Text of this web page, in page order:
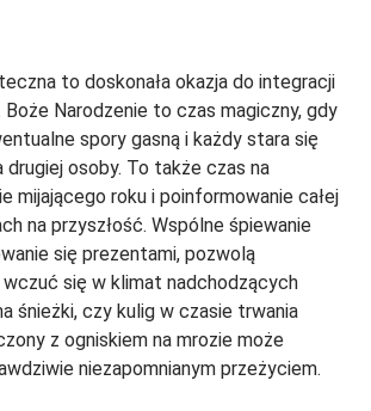
to doskonała okazja do integracji
Boże Narodzenie to czas magiczny, gdy
spory gasną i każdy stara się
drugiej osoby. To także czas na
mijającego roku i poinformowanie całej
na przyszłość. Wspólne śpiewanie
się prezentami, pozwolą
się w klimat nadchodzących
śnieżki, czy kulig w czasie trwania
z ogniskiem na mrozie może
niezapomnianym przeżyciem.